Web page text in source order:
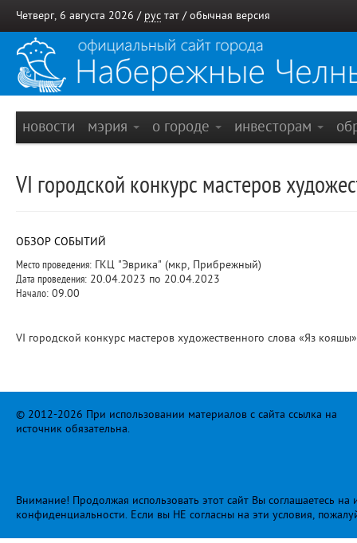
Четверг, 6 августа 2026 / рус тат / обычная версия
новости мэрия о городе инвесторам
VI городской конкурс мастеров
ОБЗОР СОБЫТИЙ
Место проведения: ГКЦ "Эврика" (мкр, Прибрежный)
Дата проведения: 20.04.2023 по 20.04.2023
Начало: 09.00
VI городской конкурс мастеров художественного слова «Яз
© 2012-2026 При использовании материалов с сайта ссылка на
источник обязательна.
Внимание! Продолжая использовать этот сайт Вы соглашаетесь
конфиденциальности. Если вы НЕ согласны на эти условия,